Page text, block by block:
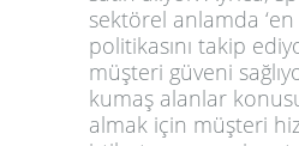
sektörel anlamda ‘en
politikasını takip
müşteri güveni
kumaş alanlar
almak için müşteri